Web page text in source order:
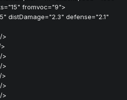
fromvoc="9">
distDamage="2.3" defense="2.1"
>
>
>
>
>
>